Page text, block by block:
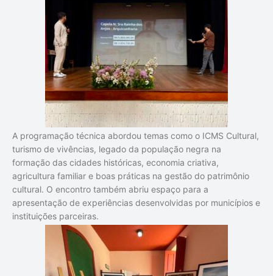
A programação técnica abordou temas como o ICMS Cultural,
turismo de vivências, legado da população negra na
formação das cidades históricas, economia criativa,
agricultura familiar e boas práticas na gestão do patrimônio
cultural. O encontro também abriu espaço para a
apresentação de experiências desenvolvidas por municípios e
instituições parceiras.